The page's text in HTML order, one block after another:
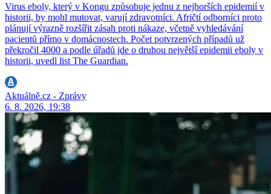
Virus eboly, který v Kongu způsobuje jednu z nejhorších epidemií v
historii, by mohl mutovat, varují zdravotníci. Afričtí odborníci proto
plánují výrazně rozšířit zásah proti nákaze, včetně vyhledávání
pacientů přímo v domácnostech. Počet potvrzených případů už
překročil 4000 a podle úřadů jde o druhou největší epidemii eboly v
historii, uvedl list The Guardian.
Aktuálně.cz - Zprávy
6. 8. 2026, 19:38